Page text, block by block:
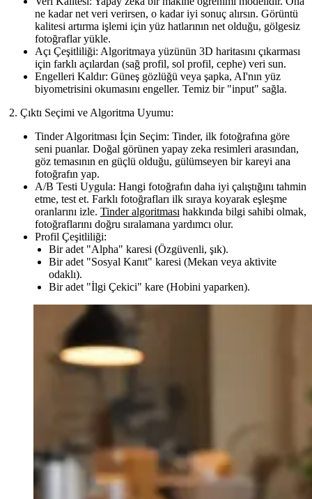
ne kadar net veri verirsen, o kadar iyi sonuç alırsın. Görüntü
kalitesi artırma işlemi için yüz hatlarının net olduğu, gölgesiz
fotoğraflar yükle.
Açı Çeşitliliği: Algoritmaya yüzünün 3D haritasını çıkarması
için farklı açılardan (sağ profil, sol profil, cephe) veri sun.
Engelleri Kaldır: Güneş gözlüğü veya şapka, AI'nın yüz
biyometrisini okumasını engeller. Temiz bir "input" sağla.
Çıktı Seçimi ve Algoritma Uyumu:
Tinder Algoritması İçin Seçim: Tinder, ilk fotoğrafına göre
seni puanlar. Doğal görünen yapay zeka resimleri arasından,
göz temasının en güçlü olduğu, gülümseyen bir kareyi ana
fotoğrafın yap.
A/B Testi Uygula: Hangi fotoğrafın daha iyi çalıştığını tahmin
etme, test et. Farklı fotoğrafları ilk sıraya koyarak eşleşme
oranlarını izle. Tinder algoritması hakkında bilgi sahibi olmak,
fotoğraflarını doğru sıralamana yardımcı olur.
Profil Çeşitliliği:
Bir adet "Alpha" karesi (Özgüvenli, şık).
Bir adet "Sosyal Kanıt" karesi (Mekan veya aktivite
odaklı).
Bir adet "İlgi Çekici" kare (Hobini yaparken).